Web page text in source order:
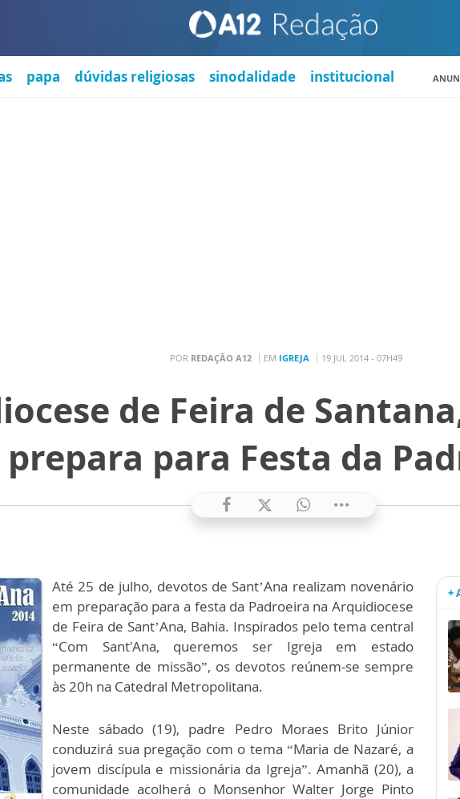
papa dúvidas religiosas sinodalidade institucional
POR REDAÇÃO A12 EM IGREJA 19 JUL 2014 - 07H49
de Feira de
prepara para Festa da
Até 25 de julho, devotos de Sant’Ana realizam novenário
em preparação para a festa da Padroeira na Arquidiocese
de Feira de Sant’Ana, Bahia. Inspirados pelo tema central
“Com Sant'Ana, queremos ser Igreja em estado
permanente de missão”, os devotos reúnem-se sempre
às 20h na Catedral Metropolitana.
Neste sábado (19), padre Pedro Moraes Brito Júnior
conduzirá sua pregação com o tema “Maria de Nazaré, a
jovem discípula e missionária da Igreja”. Amanhã (20), a
comunidade acolherá o Monsenhor Walter Jorge Pinto
+